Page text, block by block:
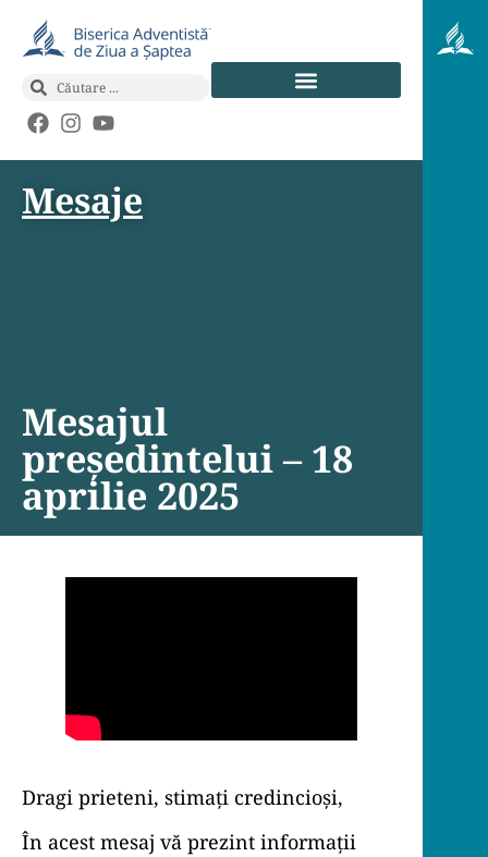
Mesaje
Mesajul
președintelui – 18
aprilie 2025
Dragi prieteni, stimați credincioși,
În acest mesaj vă prezint informații